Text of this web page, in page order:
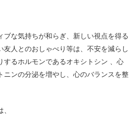
ブな気持ちが和らぎ、新しい視点を得る
友人とのおしゃべり等は、不安を減らし
するホルモンであるオキシトシン 、心
ニンの分泌を増やし、心のバランスを整